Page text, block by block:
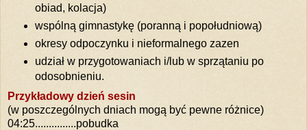
obiad, kolacja)
wspólną gimnastykę (poranną i popołudniową)
okresy odpoczynku i nieformalnego zazen
udział w przygotowaniach i/lub w sprzątaniu po
odosobnieniu.
Przykładowy dzień sesin
(w poszczególnych dniach mogą być pewne różnice)
04:25...............pobudka